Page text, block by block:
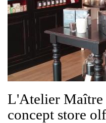
L'Atelier Maître
concept store